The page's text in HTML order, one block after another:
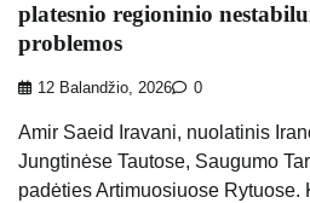
platesnio regioninio
problemos
12 Balandžio, 2026 0
Amir Saeid Iravani, nuolatinis
Jungtinėse Tautose, Saugumo
padėties Artimuosiuose Rytuose.